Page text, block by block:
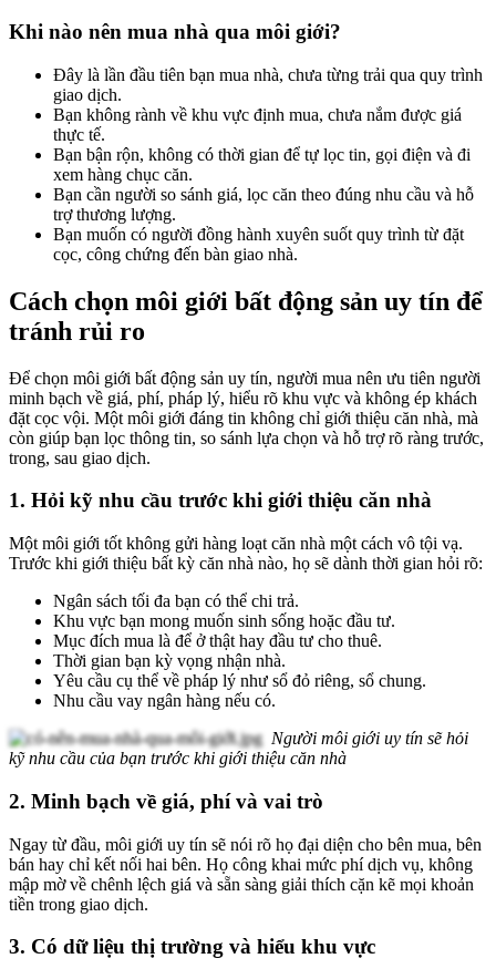
Khi nào nên mua nhà qua môi giới?
Đây là lần đầu tiên bạn mua nhà, chưa từng trải qua quy trình
giao dịch.
Bạn không rành về khu vực định mua, chưa nắm được giá
thực tế.
Bạn bận rộn, không có thời gian để tự lọc tin, gọi điện và đi
xem hàng chục căn.
Bạn cần người so sánh giá, lọc căn theo đúng nhu cầu và hỗ
trợ thương lượng.
Bạn muốn có người đồng hành xuyên suốt quy trình từ đặt
cọc, công chứng đến bàn giao nhà.
Cách chọn môi giới bất động sản uy tín để
tránh rủi ro
Để chọn môi giới bất động sản uy tín, người mua nên ưu tiên người
minh bạch về giá, phí, pháp lý, hiểu rõ khu vực và không ép khách
đặt cọc vội. Một môi giới đáng tin không chỉ giới thiệu căn nhà, mà
còn giúp bạn lọc thông tin, so sánh lựa chọn và hỗ trợ rõ ràng trước,
trong, sau giao dịch.
1. Hỏi kỹ nhu cầu trước khi giới thiệu căn nhà
Một môi giới tốt không gửi hàng loạt căn nhà một cách vô tội vạ.
Trước khi giới thiệu bất kỳ căn nhà nào, họ sẽ dành thời gian hỏi rõ:
Ngân sách tối đa bạn có thể chi trả.
Khu vực bạn mong muốn sinh sống hoặc đầu tư.
Mục đích mua là để ở thật hay đầu tư cho thuê.
Thời gian bạn kỳ vọng nhận nhà.
Yêu cầu cụ thể về pháp lý như sổ đỏ riêng, sổ chung.
Nhu cầu vay ngân hàng nếu có.
Người môi giới uy tín sẽ hỏi
kỹ nhu cầu của bạn trước khi giới thiệu căn nhà
2. Minh bạch về giá, phí và vai trò
Ngay từ đầu, môi giới uy tín sẽ nói rõ họ đại diện cho bên mua, bên
bán hay chỉ kết nối hai bên. Họ công khai mức phí dịch vụ, không
mập mờ về chênh lệch giá và sẵn sàng giải thích cặn kẽ mọi khoản
tiền trong giao dịch.
3. Có dữ liệu thị trường và hiểu khu vực